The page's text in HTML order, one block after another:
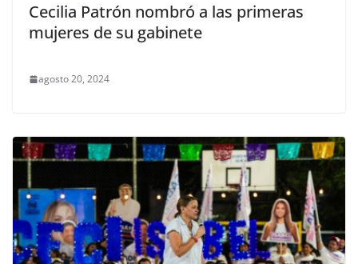
Cecilia Patrón nombró a las primeras
mujeres de su gabinete
agosto 20, 2024